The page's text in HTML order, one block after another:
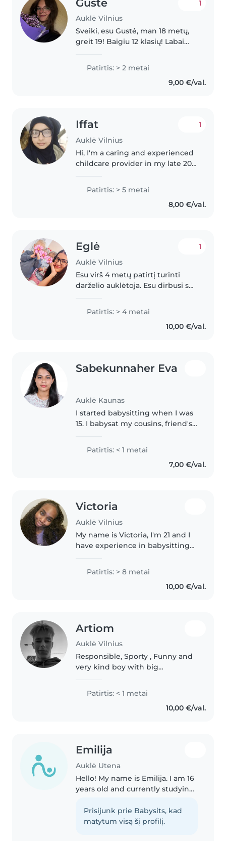
Gustė
Auklė Vilnius
1
Sveiki, esu Gustė, man 18 metų,
greit 19! Baigiu 12 klasių! Labai
vaikais, o ypač su mažutėmis
mandagi ir švelni, užjaučianti💕💕
Patirtis: > 2 metai
9,00 €/val.
Iffat
Auklė Vilnius
1
Hi, I'm a caring and experienced
childcare provider in my late 20s
experience. I've cared for babies,
toddlers, and preschoolers, and I
Patirtis: > 5 metai
8,00 €/val.
Eglė
Auklė Vilnius
1
Esu virš 4 metų patirtį turinti
darželio auklėtoja. Esu dirbusi su
metukų. Man svarbu ne tik vaiko
lavinimas, bet ir tai, kad jis
Patirtis: > 4 metai
10,00 €/val.
Sabekunnaher Eva
Auklė Kaunas
I started babysitting when I was
15. I babysat my cousins, friend's
children. At the moment I'm
student. In my free time I would
like to babysit again, because..
Patirtis: < 1 metai
7,00 €/val.
Victoria
Auklė Vilnius
My name is Victoria, I'm 21 and I
have experience in babysitting
cousins to children of family
friends to working in my church
Patirtis: > 8 metai
10,00 €/val.
Artiom
Auklė Vilnius
Responsible, Sporty , Funny and
very kind boy with big
Patirtis: < 1 metai
10,00 €/val.
Emilija
Auklė Utena
Hello! My name is Emilija. I am 16
years old and currently studying
friendly, and patient with
children. I can help keep kids
Prisijunk prie Babysits, kad
matytum visą šį profilį.